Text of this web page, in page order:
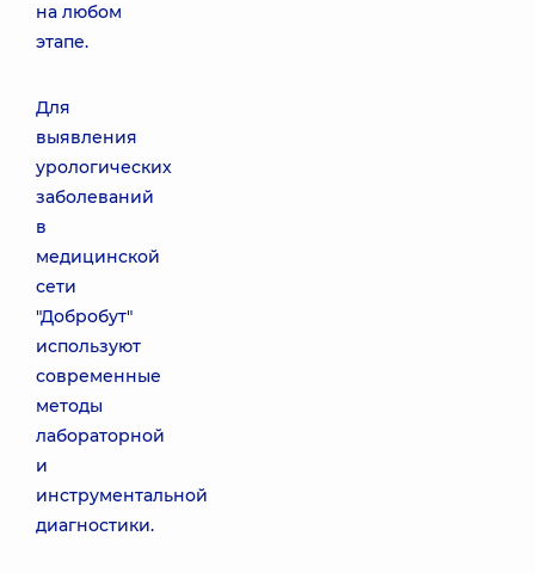
на любом
этапе.
Для
выявления
урологических
заболеваний
в
медицинской
сети
"Добробут"
используют
современные
методы
лабораторной
и
инструментальной
диагностики.